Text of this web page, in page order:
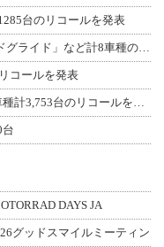
台のリコールを発表
【ハーレー】「スポーツスターS」「ロードグライド」など計8車種のリコールを発表
コールを発表
【トライアンフ】ボンネビル T100 など6車種計3,753台のリコールを発表
台
DAYS JA
グッドスマイルミーティン